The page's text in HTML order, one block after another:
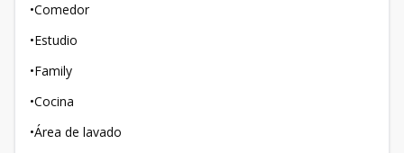
•Comedor
•Estudio
•Family
•Cocina
•Área de lavado